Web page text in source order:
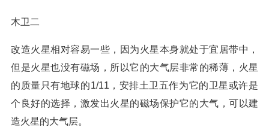
木卫二
改造火星相对容易一些，因为火星本身就处于宜居带中，
但是火星也没有磁场，所以它的大气层非常的稀薄，火星
的质量只有地球的1/11，安排土卫五作为它的卫星或许是
个良好的选择，激发出火星的磁场保护它的大气，可以建
造火星的大气层。